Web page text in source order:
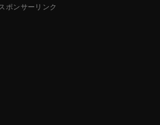
ポンサーリンク